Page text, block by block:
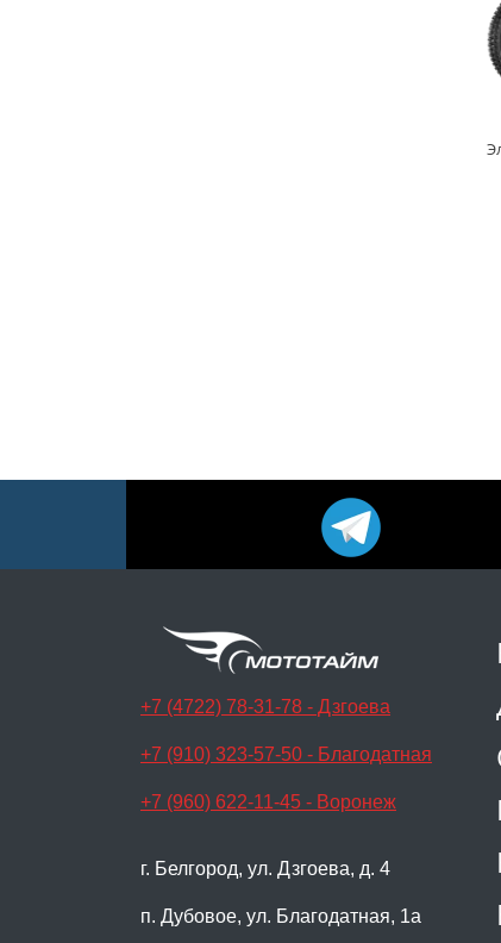
+7 (4722) 78-31-78 - Дзгоева
+7 (910) 323-57-50 - Благодатная
+7 (960) 622-11-45 - Воронеж
г. Белгород, ул. Дзгоева, д. 4
п. Дубовое, ул. Благодатная, 1а